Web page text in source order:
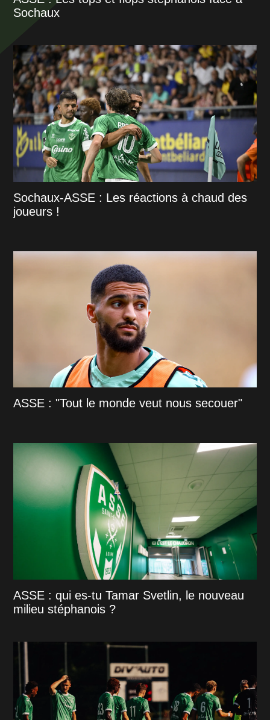
Sochaux
Sochaux-ASSE : Les réactions à chaud des
joueurs !
ASSE : "Tout le monde veut nous secouer"
ASSE : qui es-tu Tamar Svetlin, le nouveau
milieu stéphanois ?